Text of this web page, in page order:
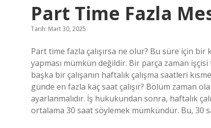
Part Time Fazla
Tarih: Mart 30, 2025
Part time fazla çalışırsa ne olur? Bu süre için bir
yapması mümkün değildir. Bir parça zaman işçisi
başka bir çalışanın haftalık çalışma saatleri
günde en fazla kaç saat çalışır? Bölüm zaman
ayarlanmalıdır. İş hukukundan sonra, haftalık
ortalama 30 saat söylemek mümkündür. Bu, 30